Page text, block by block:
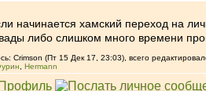
начинается хамский переход на
либо слишком много времени
Crimson (Пт 15 Дек 17, 23:03), всего
Hermann